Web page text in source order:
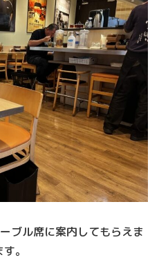
ブル席に案内してもらえま
。